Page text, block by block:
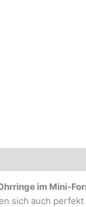
im Mini-
sich auch